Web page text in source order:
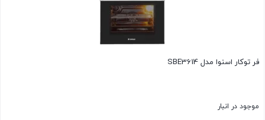
فر توکار اسنوا مدل SBE3614
موجود در انبار